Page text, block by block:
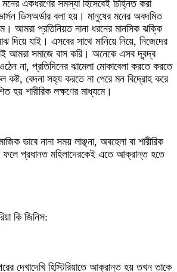
মনের একধরণের সমস্যা হিসেবেই চিহ্নিত করা
ডিসঅর্ডার বলা হয়। মানুষের মনের অবদমিত
আমরা প্রতিনিয়ত নানা ধরনের মানসিক ঝক্কি
দিয়ে যাই। এসবের সাথে মানিয়ে নিয়ে, নিজেদের
আমরা সমাজে বাস করি। অনেকে এসব দ্বন্দ্ব
না, প্রতিদিনের ঝামেলা মোকাবেলা করতে করতে
বেদনা সহ্য করতে না পেরে মন বিদ্রোহ করে
হয় শারীরিক লক্ষণের মাধ্যমে।
ভাবে নানা সময় লাঞ্ছনা, অবহেলা বা শারীরিক
ফলে প্রধানত মহিলাদেরকেই এতে আক্রান্ত হতে
কি জিনিস:
দেখাদেখি হিস্টিরিয়াতে আক্রান্ত হয় তখন তাকে